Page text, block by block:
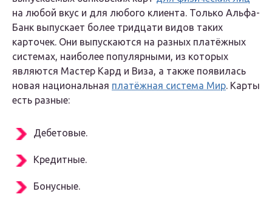
на любой вкус и для любого клиента. Только Альфа-
Банк выпускает более тридцати видов таких
карточек. Они выпускаются на разных платёжных
системах, наиболее популярными, из которых
являются Мастер Кард и Виза, а также появилась
новая национальная платёжная система Мир. Карты
есть разные:
Дебетовые.
Кредитные.
Бонусные.